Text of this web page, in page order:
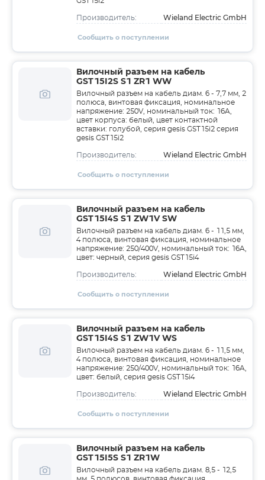
Производитель: Wieland Electric GmbH
Сообщить о поступлении
Вилочный разъем на кабель
GST15I2S S1 ZR1 WW
Вилочный разъем на кабель диам. 6 - 7,7 мм, 2
полюса, винтовая фиксация, номинальное
напряжение: 250V, номинальный ток: 16A,
цвет корпуса: белый, цвет контактной
вставки: голубой, серия gesis GST15i2 серия
gesis GST15i2
Производитель: Wieland Electric GmbH
Сообщить о поступлении
Вилочный разъем на кабель
GST15I4S S1 ZW1V SW
Вилочный разъем на кабель диам. 6 - 11,5 мм,
4 полюса, винтовая фиксация, номинальное
напряжение: 250/400V, номинальный ток: 16A,
цвет: черный, серия gesis GST15i4
Производитель: Wieland Electric GmbH
Сообщить о поступлении
Вилочный разъем на кабель
GST15I4S S1 ZW1V WS
Вилочный разъем на кабель диам. 6 - 11,5 мм,
4 полюса, винтовая фиксация, номинальное
напряжение: 250/400V, номинальный ток: 16A,
цвет: белый, серия gesis GST15i4
Производитель: Wieland Electric GmbH
Сообщить о поступлении
Вилочный разъем на кабель
GST15I5S S1 ZR1W
Вилочный разъем на кабель диам. 8,5 - 12,5